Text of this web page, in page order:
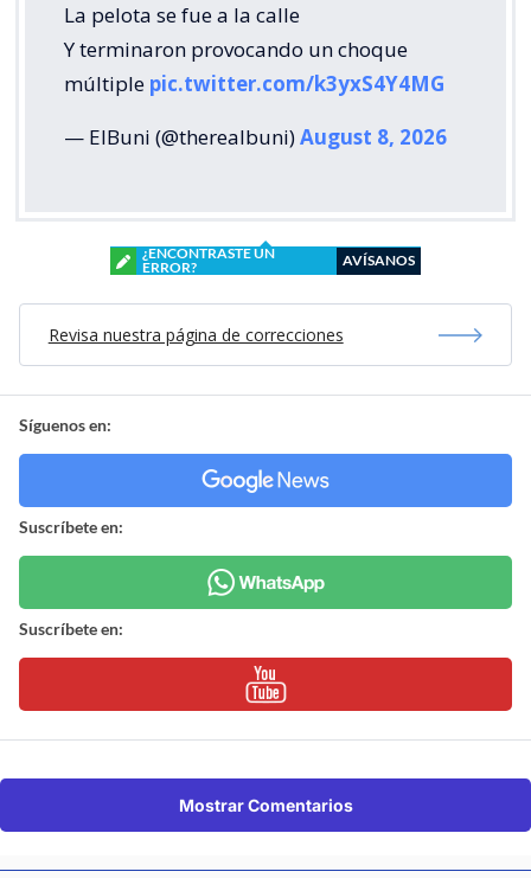
La pelota se fue a la calle
Y terminaron provocando un choque
múltiple pic.twitter.com/k3yxS4Y4MG
— ElBuni (@therealbuni)August 8, 2026
¿ENCONTRASTE UN
ERROR?
AVÍSANOS
Revisa nuestra página de correcciones
Síguenos en:
Suscríbete en:
Suscríbete en:
Mostrar Comentarios